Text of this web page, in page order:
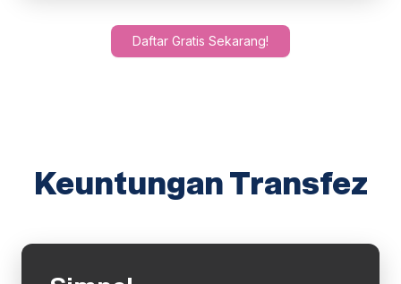
Daftar Gratis Sekarang!
Keuntungan Transfez